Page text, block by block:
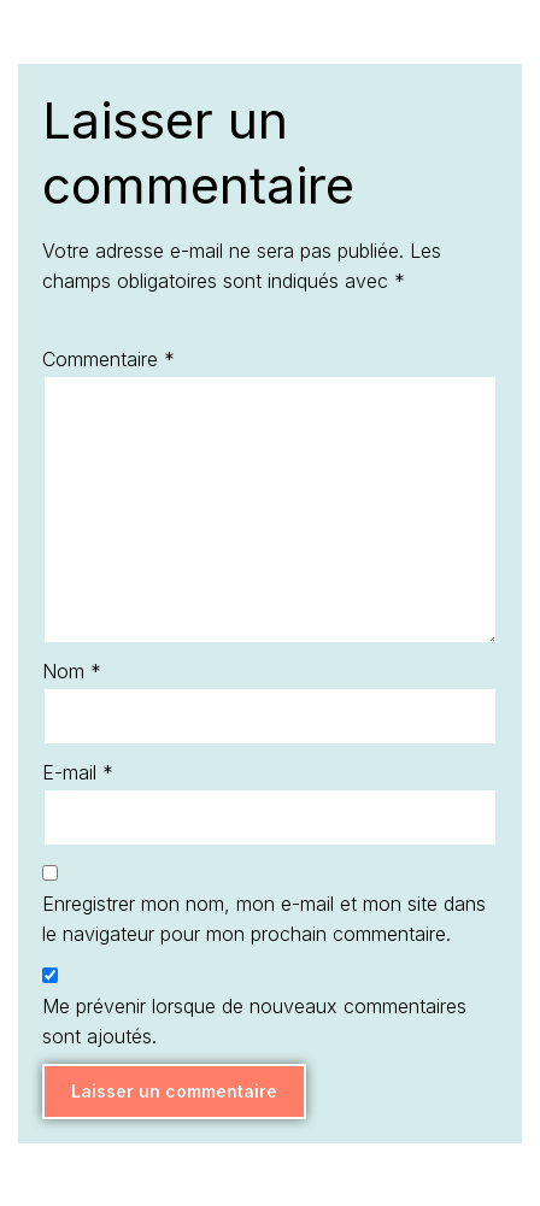
Laisser un
commentaire
Votre adresse e-mail ne sera pas publiée. Les
champs obligatoires sont indiqués avec *
Commentaire *
Nom *
E-mail *
Enregistrer mon nom, mon e-mail et mon site dans
le navigateur pour mon prochain commentaire.
Me prévenir lorsque de nouveaux commentaires
sont ajoutés.